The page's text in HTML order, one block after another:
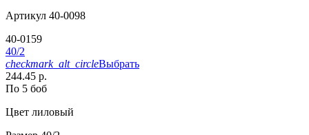
Артикул 40-0098
40-0159
40/2
checkmark_alt_circleВыбрать
244.45 р.
По 5 боб
Цвет лиловый